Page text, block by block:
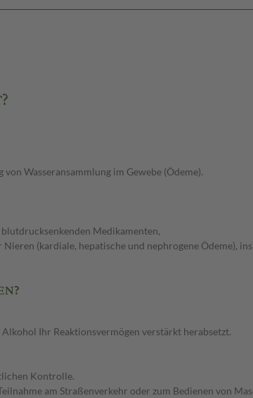
Wasseransammlung im Gewebe (Ödeme).
Medikamenten,
(kardiale, hepatische und nephrogene Ödeme),
Ihr Reaktionsvermögen verstärkt herabsetzt.
Kontrolle.
am Straßenverkehr oder zum Bedienen von